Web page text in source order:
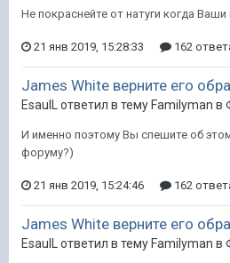
Не покраснейте от натуги когда
21 янв 2019, 15:28:33 162
James White верните его
EsaulL ответил в тему Familyman в
И именно поэтому Вы спешите об
форуму?)
21 янв 2019, 15:24:46 162
James White верните его
EsaulL ответил в тему Familyman в